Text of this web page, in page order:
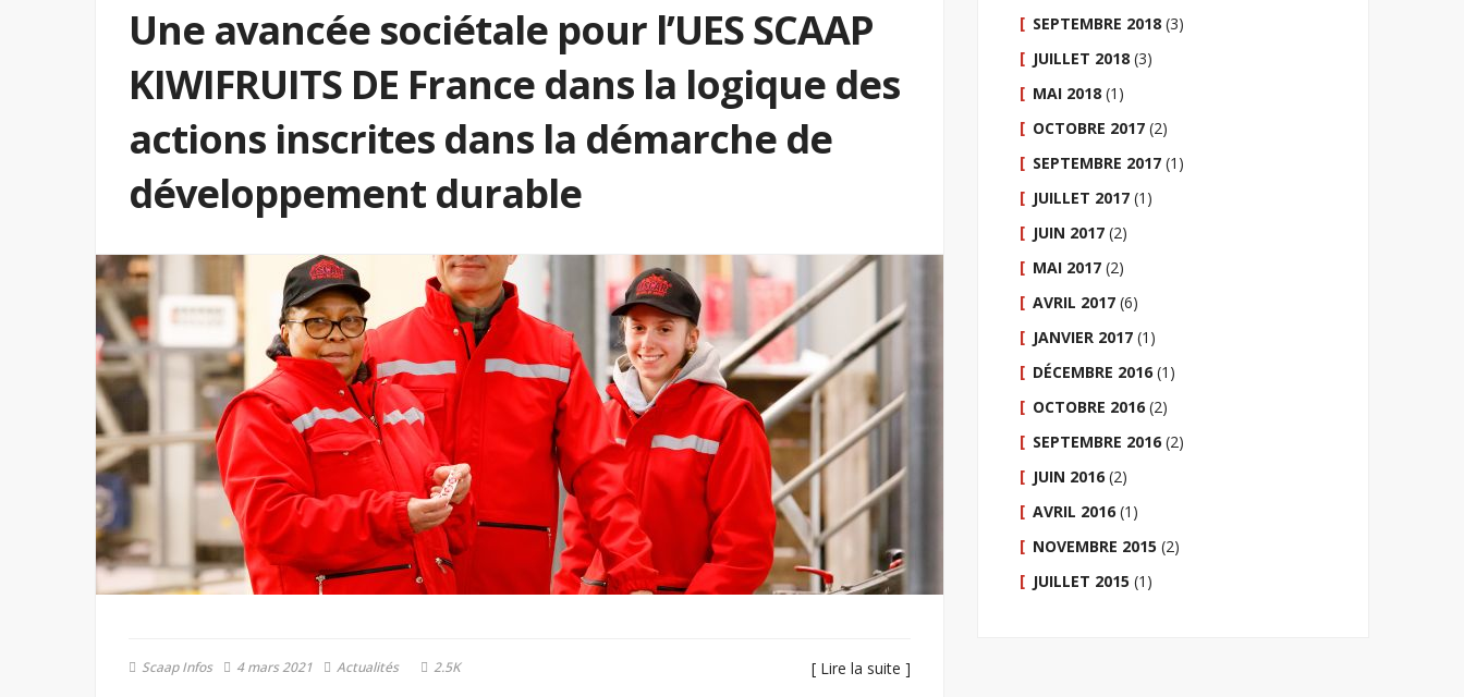
Une avancée sociétale pour l’UES SCAAP
KIWIFRUITS DE France dans la logique des
actions inscrites dans la démarche de
développement durable
Scaap Infos 4 mars 2021 Actualités 2.5K [ Lire la suite ]
SEPTEMBRE 2018 (3)
JUILLET 2018 (3)
MAI 2018 (1)
OCTOBRE 2017 (2)
SEPTEMBRE 2017 (1)
JUILLET 2017 (1)
JUIN 2017 (2)
MAI 2017 (2)
AVRIL 2017 (6)
JANVIER 2017 (1)
DÉCEMBRE 2016 (1)
OCTOBRE 2016 (2)
SEPTEMBRE 2016 (2)
JUIN 2016 (2)
AVRIL 2016 (1)
NOVEMBRE 2015 (2)
JUILLET 2015 (1)